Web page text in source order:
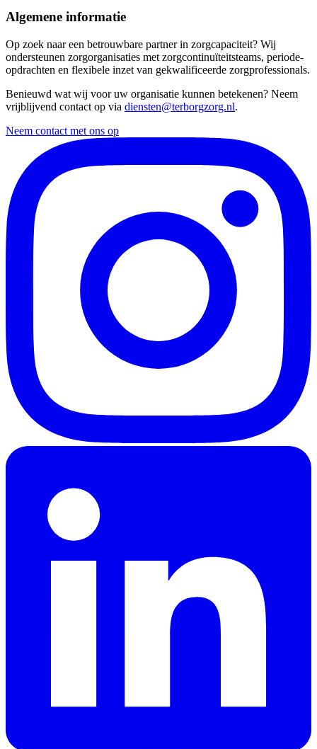
Algemene informatie
Op zoek naar een betrouwbare partner in zorgcapaciteit? Wij
ondersteunen zorgorganisaties met zorgcontinuïteitsteams, periode-
opdrachten en flexibele inzet van gekwalificeerde zorgprofessionals.
Benieuwd wat wij voor uw organisatie kunnen betekenen? Neem
vrijblijvend contact op via diensten@terborgzorg.nl.
Neem contact met ons op